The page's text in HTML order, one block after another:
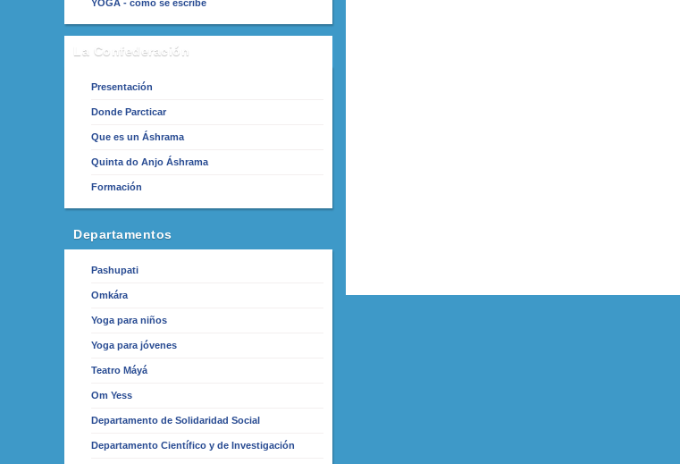
YOGA - como se escribe
La Confederación
Presentación
Donde Parcticar
Que es un Áshrama
Quinta do Anjo Áshrama
Formación
Departamentos
Pashupati
Omkára
Yoga para niños
Yoga para jóvenes
Teatro Máyá
Om Yess
Departamento de Solidaridad Social
Departamento Científico y de Investigación